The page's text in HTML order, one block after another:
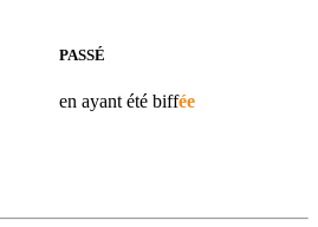
PASSÉ
en ayant été biffée